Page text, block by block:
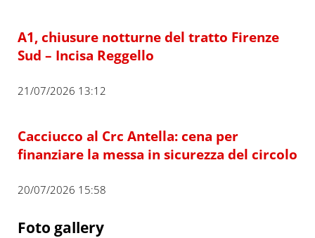
A1, chiusure notturne del tratto Firenze
Sud – Incisa Reggello
21/07/2026 13:12
Cacciucco al Crc Antella: cena per
finanziare la messa in sicurezza del circolo
20/07/2026 15:58
Foto gallery